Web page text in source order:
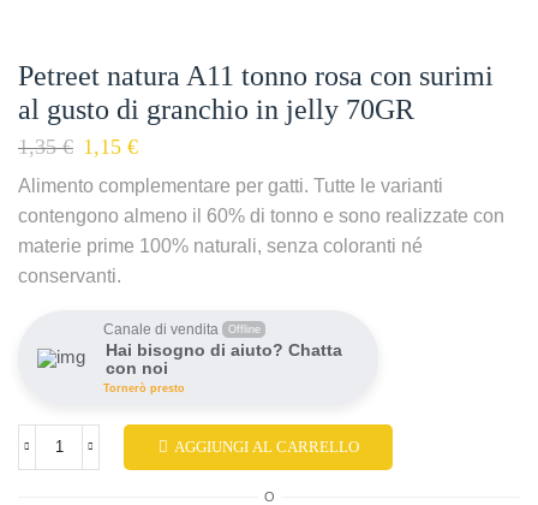
Petreet natura A11 tonno rosa con surimi
al gusto di granchio in jelly 70GR
1,35€ 1,15 €
Alimento complementare per gatti. Tutte le varianti
contengono almeno il 60% di tonno e sono realizzate con
materie prime 100% naturali, senza coloranti né
conservanti.
Canale di vendita Offline
Hai bisogno di aiuto? Chatta
con noi
Tornerò presto
AGGIUNGI AL CARRELLO
O